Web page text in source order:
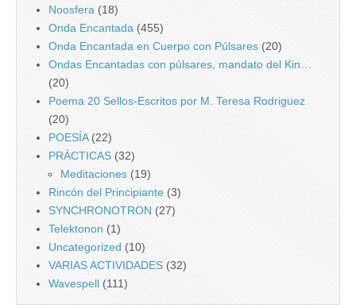
Noosfera (18)
Onda Encantada (455)
Onda Encantada en Cuerpo con Púlsares (20)
Ondas Encantadas con púlsares, mandato del Kin…
(20)
Poema 20 Sellos-Escritos por M. Teresa Rodriguez
(20)
POESÍA(22)
PRÁCTICAS (32)
Meditaciones (19)
Rincón del Principiante (3)
SYNCHRONOTRON (27)
Telektonon (1)
Uncategorized (10)
VARIAS ACTIVIDADES (32)
Wavespell (111)